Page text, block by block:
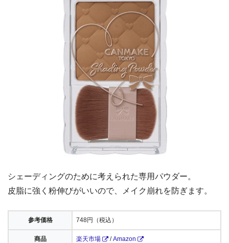
シェーディングのために考えられた専用パウダー。
皮脂に強く粉伸びがいいので、メイク崩れを防ぎます。
参考価格 748円（税込）
商品 楽天市場 /Amazon